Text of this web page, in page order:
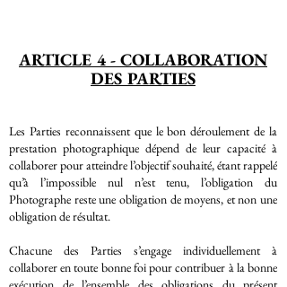
ARTICLE 4 - COLLABORATION
DES PARTIES
Les Parties reconnaissent que le bon déroulement de la
prestation photographique dépend de leur capacité à
collaborer pour atteindre l’objectif souhaité, étant rappelé
qu’à l’impossible nul n’est tenu, l’obligation du
Photographe reste une obligation de moyens, et non une
obligation de résultat.
Chacune des Parties s’engage individuellement à
collaborer en toute bonne foi pour contribuer à la bonne